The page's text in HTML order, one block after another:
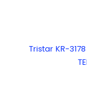
Tristar KR-